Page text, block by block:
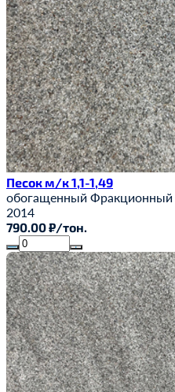
Песок м/к 1,1-1,49
обогащенный Фракционный
2014
790.00 ₽/тон.